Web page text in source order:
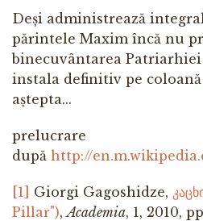
Deși administrează
părintele Maxim încă nu
binecuvântarea Patriarhiei
instala definitiv pe
aștepta...
prelucrare
după http://
[1] Giorgi Gagoshidze,
Pillar"),Academia, 1, 2010,